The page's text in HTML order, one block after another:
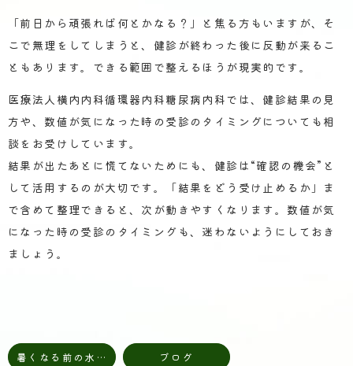
「前日から頑張れば何とかなる？」と焦る方もいますが、そ
こで無理をしてしまうと、健診が終わった後に反動が来るこ
ともあります。できる範囲で整えるほうが現実的です。
医療法人横内内科循環器内科糖尿病内科では、健診結果の見
方や、数値が気になった時の受診のタイミングについても相
談をお受けしています。
結果が出たあとに慌てないためにも、健診は“確認の機会”と
して活用するのが大切です。「結果をどう受け止めるか」ま
で含めて整理できると、次が動きやすくなります。数値が気
になった時の受診のタイミングも、迷わないようにしておき
ましょう。
暑くなる前の水分不足チェックと体調 ブログ